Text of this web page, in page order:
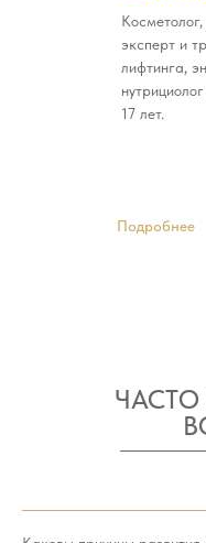
эксперт и
лифтинга,
17 лет.
Подробнее
Оставьте заявку и мы
с вами в ближайшее время.